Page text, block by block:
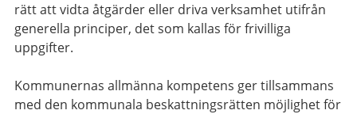
rätt att vidta åtgärder eller driva verksamhet utifrån
generella principer, det som kallas för frivilliga
uppgifter.
Kommunernas allmänna kompetens ger tillsammans
med den kommunala beskattningsrätten möjlighet för